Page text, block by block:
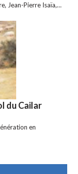
Jean-Pierre Isaïa,…
du Cailar
en